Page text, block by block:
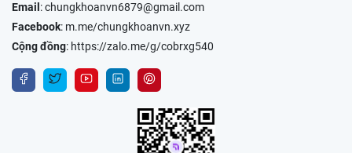
Email :chungkhoanvn6879@gmail.com
Facebook: m.me/chungkhoanvn.xyz
Cộng đồng: https://zalo.me/g/cobrxg540